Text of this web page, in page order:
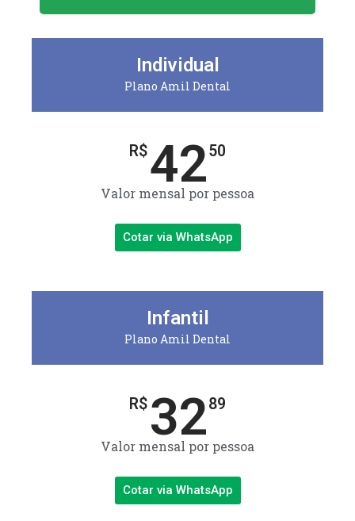
Individual
Plano Amil Dental
R$4250
Valor mensal por pessoa
Cotar via WhatsApp
Infantil
Plano Amil Dental
R$ 3289
Valor mensal por pessoa
Cotar via WhatsApp